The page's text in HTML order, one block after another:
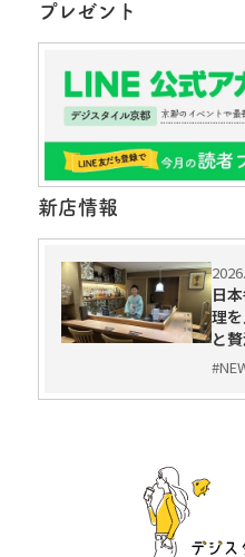
プレゼント
新店情報
日
理
と